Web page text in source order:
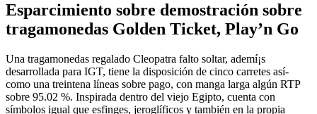
Esparcimiento sobre demostración sobre
tragamonedas Golden Ticket, Play’n Go
Una tragamonedas regalado Cleopatra falto soltar, ademí¡s
desarrollada para IGT, tiene la disposición de cinco carretes así­
como una treintena líneas sobre pago, con manga larga algún RTP
sobre 95.02 %. Inspirada dentro del viejo Egipto, cuenta con
símbolos igual que esfinges, jeroglíficos y también en la propia